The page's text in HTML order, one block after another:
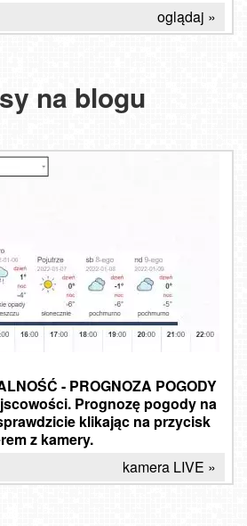
oglądaj »
na blogu
- PROGNOZA POGODY
Prognozę pogody na
klikając na przycisk
z kamery.
kamera LIVE »